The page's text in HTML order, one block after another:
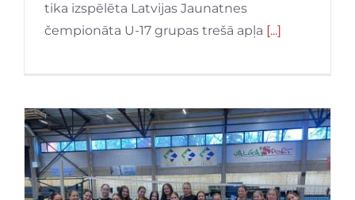
tika izspēlēta Latvijas Jaunatnes
čempionāta U-17 grupas trešā apļa [...]